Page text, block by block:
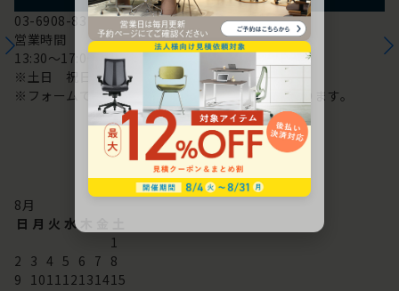
03-6908-8370
営業時間
13:30～17:00
※土日 祝日は休み
※フォームでのお問い合わせは24時間対応しております。
配送・お問い合わせ営業日
8月
日 月 火 水
1
2 3 4 5 6 7 8
9 101112131415